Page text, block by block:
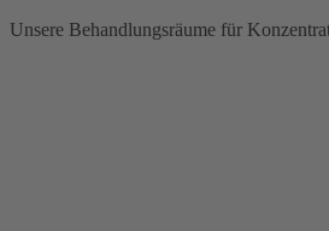
Unsere Behandlungsräume für